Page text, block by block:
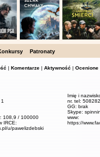
Patronaty
| Komentarze | Aktywność | Ocenione
108,9 / 100000
IRCE:
u/pawelizdebski
Imię i
nr. tel:
GG: brak
Skype:
www:
https://